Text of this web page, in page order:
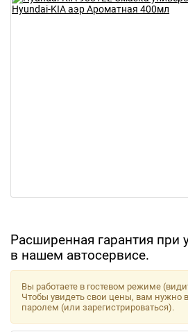
Расширенная гарантия при
в нашем автосервисе.
Вы работаете в гостевом режиме
Чтобы увидеть свои цены, вам нужно
паролем (или зарегистрироваться).